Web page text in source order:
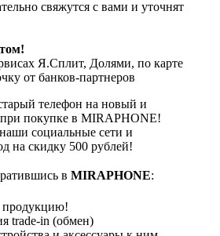
свяжутся с вами и уточнят
Я.Сплит, Долями, по карте
от банков-партнеров
телефон на новый и
покупке в MIRAPHONE!
социальные сети и
на скидку 500 рублей!
в MIRAPHONE:
продукцию!
trade-in (обмен)